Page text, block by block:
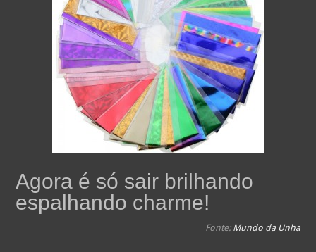
Agora é só sair brilhando
espalhando charme!
Fonte: Mundo da Unha